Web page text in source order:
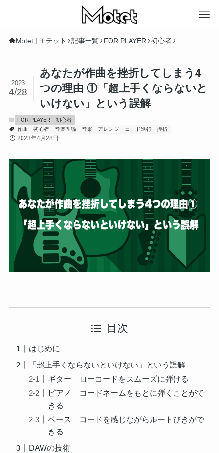
Motet | モテット 記事一覧 FOR PLAYER 初心者
あなたが作曲を挫折してしまう4
つの理由 ①「超上手くならないと
いけない」という誤解
2023
4/28
FOR PLAYER
初心者
作曲
初心者 音楽理論 音楽 アレンジ コード進行 挫折
2023年4月28日
目次
はじめに
「超上手くならないといけない」という誤解
ギター ローコードをスムーズに弾ける
ピアノ コードネームをもとに弾くことがで
きる
ベース コードを感じながらルートびきがで
きる
DAWの技術